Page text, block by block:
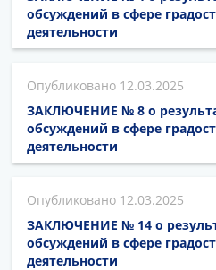
обсуждений в сфере
деятельности
12.03.2025
ЗАКЛЮЧЕНИЕ № 8 о
обсуждений в сфере
деятельности
12.03.2025
ЗАКЛЮЧЕНИЕ № 14 о
обсуждений в сфере
деятельности